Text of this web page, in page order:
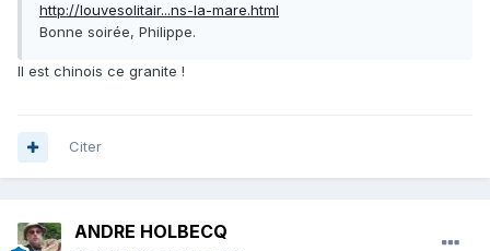
http://louvesolitair...ns-la-mare.html
Bonne soirée, Philippe.
Il est chinois ce granite !
Citer
ANDRE HOLBECQ